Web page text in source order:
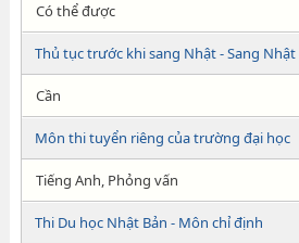
Có thể được
Thủ tục trước khi sang Nhật - Sang
Cần
Môn thi tuyển riêng của trường đại học
Tiếng Anh, Phỏng vấn
Thi Du học Nhật Bản - Môn chỉ định